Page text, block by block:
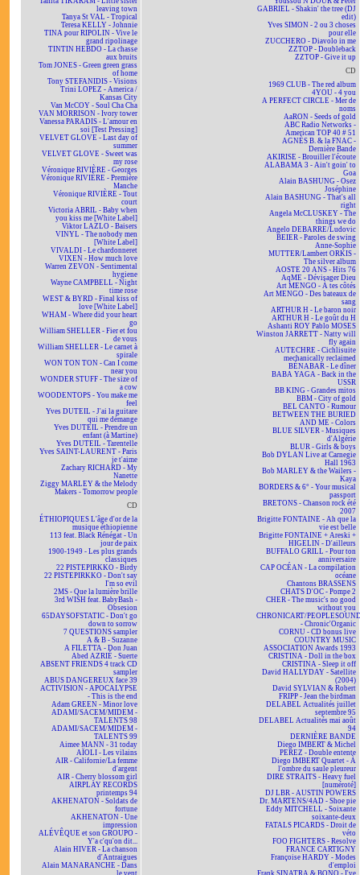
leaving town
Tanya St VAL - Tropical
Teresa KELLY - Johnnie
TINA pour RIPOLIN - Vive le
grand ripolinage
TINTIN HEBDO - La chasse
aux bruits
Tom JONES - Green green grass
of home
Tony STEFANIDIS - Visions
Trini LOPEZ - America /
Kansas City
Van McCOY - Soul Cha Cha
VAN MORRISON - Ivory tower
Vanessa PARADIS - L'amour en
soi [Test Pressing]
VELVET GLOVE - Last day of
summer
VELVET GLOVE - Sweet was
my rose
Véronique RIVIÈRE - Georges
Véronique RIVIÈRE - Première
Manche
Véronique RIVIÈRE - Tout
court
Victoria ABRIL - Baby when
you kiss me [White Label]
Viktor LAZLO - Baisers
VINYL - The nobody men
[White Label]
VIVALDI - Le chardonneret
VIXEN - How much love
Warren ZEVON - Sentimental
hygiene
Wayne CAMPBELL - Night
time rose
WEST & BYRD - Final kiss of
love [White Label]
WHAM - Where did your heart
go
William SHELLER - Fier et fou
de vous
William SHELLER - Le carnet à
spirale
WON TON TON - Can I come
near you
WONDER STUFF - The size of
a cow
WOODENTOPS - You make me
feel
Yves DUTEIL - J'ai la guitare
qui me démange
Yves DUTEIL - Prendre un
enfant (à Martine)
Yves DUTEIL - Tarentelle
Yves SAINT-LAURENT - Paris
je t'aime
Zachary RICHARD - My
Nanette
Ziggy MARLEY & the Melody
Makers - Tomorrow people
CD
ÉTHIOPIQUES L'âge d'or de la
musique éthiopienne
113 feat. Black Rénégat - Un
jour de paix
1900-1949 - Les plus grands
classiques
22 PISTEPIRKKO - Birdy
22 PISTEPIRKKO - Don't say
I'm so evil
2MS - Que la lumière brille
3rd WISH feat. BabyBash -
Obsesion
65DAYSOFSTATIC - Don't go
down to sorrow
7 QUESTIONS sampler
A & B - Suzanne
A FILETTA - Don Juan
Abed AZRIÉ - Suerte
ABSENT FRIENDS 4 track CD
sampler
ABUS DANGEREUX face 39
ACTIVISION - APOCALYPSE
- This is the end
Adam GREEN - Minor love
ADAMI/SACEM/MIDEM -
TALENTS 98
ADAMI/SACEM/MIDEM -
TALENTS 99
Aimee MANN - 31 today
AÏOLI - Les vilains
AIR - Californie/La femme
d'argent
AIR - Cherry blossom girl
AIRPLAY RECORDS
printemps 94
AKHENATON - Soldats de
fortune
AKHENATON - Une
impression
ALÉVÊQUE et son GROUPO -
Y'a c'qu'on dit...
Alain HIVER - La chanson
d'Antraigues
Alain MANARANCHE - Dans
le vent
GABRIEL - Shakin' the tree (DJ
edit)
Yves SIMON - 2 ou 3 choses
pour elle
ZUCCHERO - Diavolo in me
ZZTOP - Doubleback
ZZTOP - Give it up
CD
1969 CLUB - The red album
4YOU - 4 you
A PERFECT CIRCLE - Mer de
noms
AaRON - Seeds of gold
ABC Radio Networks -
American TOP 40 # 51
AGNÈS B. & la FNAC -
Dernière Bande
AKIRISE - Brouiller l'écoute
ALABAMA 3 - Ain't goin' to
Goa
Alain BASHUNG - Osez
Joséphine
Alain BASHUNG - That's all
right
Angela McCLUSKEY - The
things we do
Angelo DEBARRE/Ludovic
BEIER - Paroles de swing
Anne-Sophie
MUTTER/Lambert ORKIS -
The silver album
AOSTE 20 ANS - Hits 76
AqME - Dévisager Dieu
Art MENGO - À tes côtés
Art MENGO - Des bateaux de
sang
ARTHUR H - Le baron noir
ARTHUR H - Le goût du H
Ashanti ROY Pablo MOSES
Winston JARRETT - Natty will
fly again
AUTECHRE - Cichlisuite
mechanically reclaimed
BÉNABAR - Le dîner
BABA YAGA - Back in the
USSR
BB KING - Grandes mitos
BBM - City of gold
BEL CANTO - Rumour
BETWEEN THE BURIED
AND ME - Colors
BLUE SILVER - Musiques
d'Algérie
BLUR - Girls & boys
Bob DYLAN Live at Carnegie
Hall 1963
Bob MARLEY & the Wailers -
Kaya
BORDERS & 6° - Your musical
passport
BRETONS - Chanson rock été
2007
Brigitte FONTAINE - Ah que la
vie est belle
Brigitte FONTAINE + Areski +
HIGELIN - D'ailleurs
BUFFALO GRILL - Pour ton
anniversaire
CAP OCÉAN - La compilation
océane
Chantons BRASSENS
CHATS D'OC - Pompe 2
CHER - The music's no good
without you
CHRONICART/
- Chronic'Organic
CORNU - CD bonus live
COUNTRY MUSIC
ASSOCIATION Awards 1993
CRISTINA - Doll in the box
CRISTINA - Sleep it off
David HALLYDAY - Satellite
(2004)
David SYLVIAN & Robert
FRIPP - Jean the birdman
DELABEL Actualités juillet
septembre 95
DELABEL Actualités mai août
94
DERNIÈRE BANDE
Diego IMBERT & Michel
PEREZ - Double entente
Diego IMBERT Quartet - À
l'ombre du saule pleureur
DIRE STRAITS - Heavy fuel
[numéroté]
DJ LBR - AUSTIN POWERS
Dr. MARTENS/4AD - Shoe pie
Eddy MITCHELL - Soixante
soixante-deux
FATALS PICARDS - Droit de
véto
FOO FIGHTERS - Resolve
FRANCE CARTIGNY
Françoise HARDY - Modes
d'emploi
Frank SINATRA & BONO - I've